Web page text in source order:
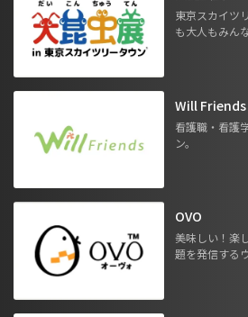
東京スカイツ
も大人もみん
Will Friends
看護職・看護
ン。
OVO
美味しい！楽
題を発信する